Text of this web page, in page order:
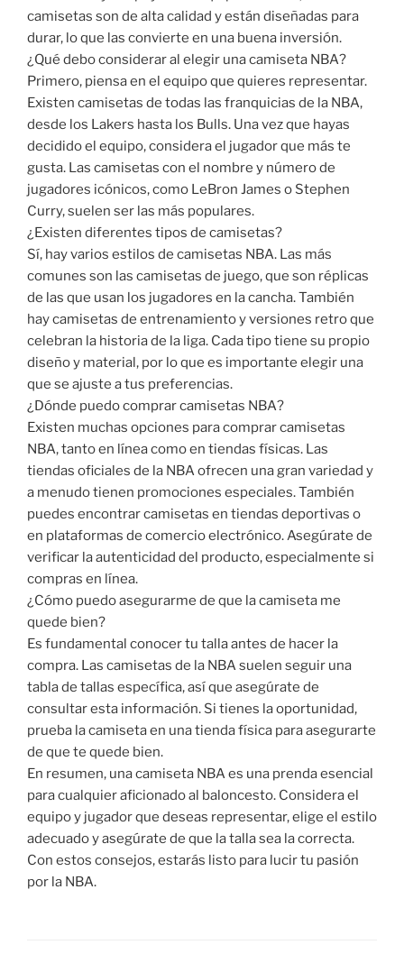
camisetas son de alta calidad y están diseñadas para
durar, lo que las convierte en una buena inversión.
¿Qué debo considerar al elegir una camiseta NBA?
Primero, piensa en el equipo que quieres representar.
Existen camisetas de todas las franquicias de la NBA,
desde los Lakers hasta los Bulls. Una vez que hayas
decidido el equipo, considera el jugador que más te
gusta. Las camisetas con el nombre y número de
jugadores icónicos, como LeBron James o Stephen
Curry, suelen ser las más populares.
¿Existen diferentes tipos de camisetas?
Sí, hay varios estilos de camisetas NBA. Las más
comunes son las camisetas de juego, que son réplicas
de las que usan los jugadores en la cancha. También
hay camisetas de entrenamiento y versiones retro que
celebran la historia de la liga. Cada tipo tiene su propio
diseño y material, por lo que es importante elegir una
que se ajuste a tus preferencias.
¿Dónde puedo comprar camisetas NBA?
Existen muchas opciones para comprar camisetas
NBA, tanto en línea como en tiendas físicas. Las
tiendas oficiales de la NBA ofrecen una gran variedad y
a menudo tienen promociones especiales. También
puedes encontrar camisetas en tiendas deportivas o
en plataformas de comercio electrónico. Asegúrate de
verificar la autenticidad del producto, especialmente si
compras en línea.
¿Cómo puedo asegurarme de que la camiseta me
quede bien?
Es fundamental conocer tu talla antes de hacer la
compra. Las camisetas de la NBA suelen seguir una
tabla de tallas específica, así que asegúrate de
consultar esta información. Si tienes la oportunidad,
prueba la camiseta en una tienda física para asegurarte
de que te quede bien.
En resumen, una camiseta NBA es una prenda esencial
para cualquier aficionado al baloncesto. Considera el
equipo y jugador que deseas representar, elige el estilo
adecuado y asegúrate de que la talla sea la correcta.
Con estos consejos, estarás listo para lucir tu pasión
por la NBA.